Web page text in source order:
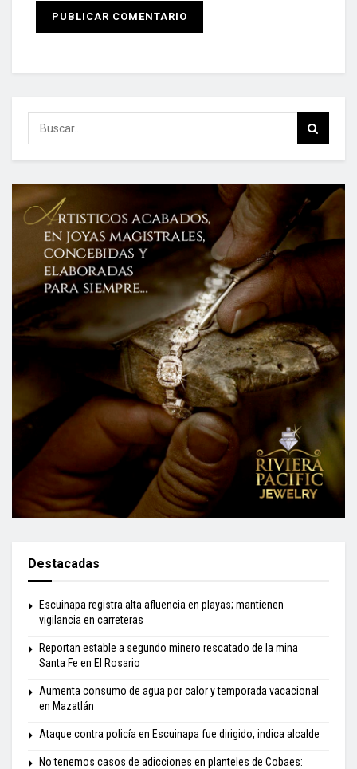
Destacadas
Escuinapa registra alta afluencia en playas; mantienen
vigilancia en carreteras
Reportan estable a segundo minero rescatado de la mina
Santa Fe en El Rosario
Aumenta consumo de agua por calor y temporada vacacional
en Mazatlán
Ataque contra policía en Escuinapa fue dirigido, indica alcalde
No tenemos casos de adicciones en planteles de Cobaes: